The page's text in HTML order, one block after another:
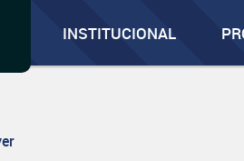
INSTITUCIONAL